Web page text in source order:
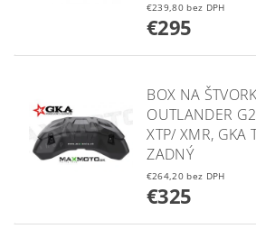
€239,80 bez DPH
€295
BOX NA
OUTLANDER
XTP/ XMR, GKA
ZADNÝ
€264,20 bez DPH
€325